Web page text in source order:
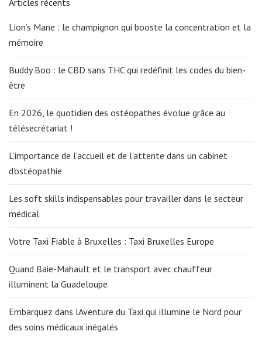
Articles récents
Lion’s Mane : le champignon qui booste la concentration et la
mémoire
Buddy Boo : le CBD sans THC qui redéfinit les codes du bien-
être
En 2026, le quotidien des ostéopathes évolue grâce au
télésecrétariat !
L’importance de l’accueil et de l’attente dans un cabinet
d’ostéopathie
Les soft skills indispensables pour travailler dans le secteur
médical
Votre Taxi Fiable à Bruxelles : Taxi Bruxelles Europe
Quand Baie-Mahault et le transport avec chauffeur
illuminent la Guadeloupe
Embarquez dans lAventure du Taxi qui illumine le Nord pour
des soins médicaux inégalés